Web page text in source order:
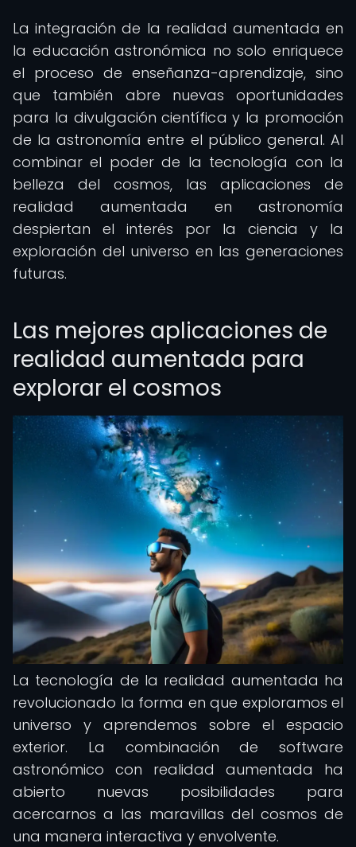
La integración de la realidad aumentada en
la educación astronómica no solo enriquece
el proceso de enseñanza-aprendizaje, sino
que también abre nuevas oportunidades
para la divulgación científica y la promoción
de la astronomía entre el público general. Al
combinar el poder de la tecnología con la
belleza del cosmos, las aplicaciones de
realidad aumentada en astronomía
despiertan el interés por la ciencia y la
exploración del universo en las generaciones
futuras.
Las mejores aplicaciones de
realidad aumentada para
explorar el cosmos
La tecnología de la realidad aumentada ha
revolucionado la forma en que exploramos el
universo y aprendemos sobre el espacio
exterior. La combinación de software
astronómico con realidad aumentada ha
abierto nuevas posibilidades para
acercarnos a las maravillas del cosmos de
una manera interactiva y envolvente.